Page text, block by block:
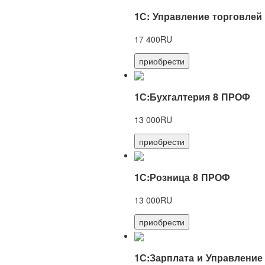
1С: Управление торговлей
17 400RU
приобрести
1С:Бухгалтерия 8 ПРОФ
13 000RU
приобрести
1С:Розница 8 ПРОФ
13 000RU
приобрести
1С:Зарплата и Управление